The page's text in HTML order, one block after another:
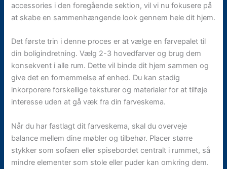
accessories i den foregående sektion, vil vi nu fokusere på
at skabe en sammenhængende look gennem hele dit hjem.
Det første trin i denne proces er at vælge en farvepalet til
din boligindretning. Vælg 2-3 hovedfarver og brug dem
konsekvent i alle rum. Dette vil binde dit hjem sammen og
give det en fornemmelse af enhed. Du kan stadig
inkorporere forskellige teksturer og materialer for at tilføje
interesse uden at gå væk fra din farveskema.
Når du har fastlagt dit farveskema, skal du overveje
balance mellem dine møbler og tilbehør. Placer større
stykker som sofaen eller spisebordet centralt i rummet, så
mindre elementer som stole eller puder kan omkring dem.